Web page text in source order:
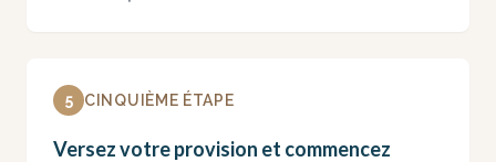
5 CINQUIÈME ÉTAPE
Versez votre provision et commencez